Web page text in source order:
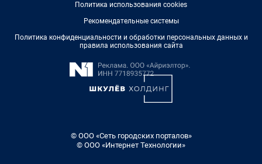
Политика использования cookies
Рекомендательные системы
Политика конфиденциальности и обработки персональных данных и
правила использования сайта
© ООО «Сеть городских порталов»
© ООО «Интернет Технологии»